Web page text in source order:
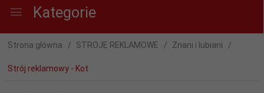
Kategorie
Strona główna STROJE REKLAMOWE Znani i lubiani
Strój reklamowy - Kot